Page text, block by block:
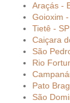
Araçás -
Goioxim
Tietê - SP
Caiçara
São
Rio
Pato
São